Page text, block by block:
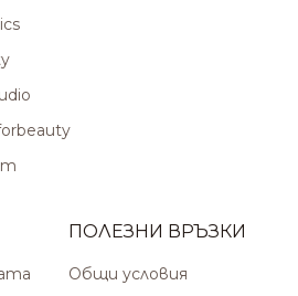
ПОЛЕЗНИ ВРЪЗКИ
Общи условия